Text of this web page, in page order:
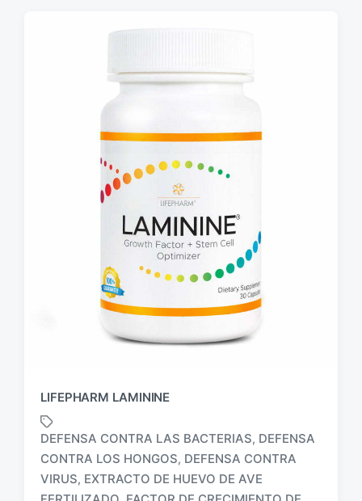
LIFEPHARM LAMININE
DEFENSA CONTRA LAS BACTERIAS, DEFENSA
CONTRA LOS HONGOS, DEFENSA CONTRA
VIRUS, EXTRACTO DE HUEVO DE AVE